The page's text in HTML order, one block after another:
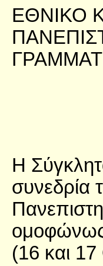
ΕΘΝΙΚΟ
Η
συνεδρία
ομοφώνως
(16 και